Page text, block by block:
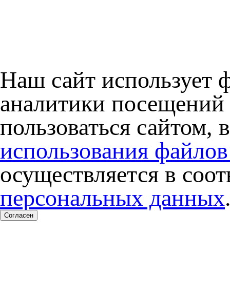
Наш сайт использует
аналитики
пользоваться
использования
осуществляется в
персональных данных
Согласен